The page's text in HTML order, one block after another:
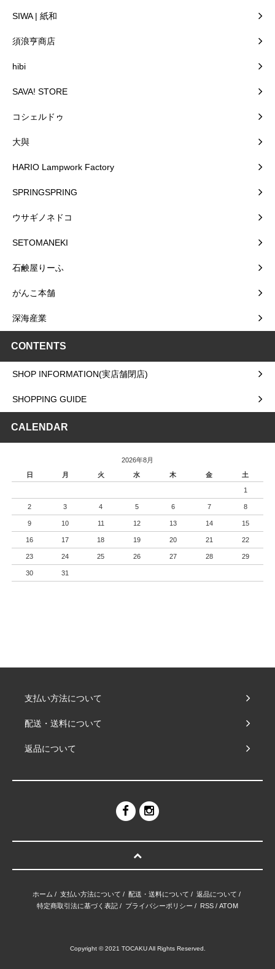
SIWA | 紙和
須浪亨商店
hibi
SAVA! STORE
コシェルドゥ
大與
HARIO Lampwork Factory
SPRINGSPRING
ウサギノネドコ
SETOMANEKI
石鹸屋りーふ
がんこ本舗
深海産業
CONTENTS
SHOP INFORMATION(実店舗閉店)
SHOPPING GUIDE
CALENDAR
2026年8月
日
月 火 水 木 金 土
1
2 3 4 5 6 7 8
9 10 11 12 13 14 15
16 17 18 19 20 21 22
23 24 25 26 27 28 29
30 31
支払い方法について
配送・送料について
返品について
ホーム / 支払い方法について / 配送・送料について / 返品について /
特定商取引法に基づく表記 / プライバシーポリシー / RSS / ATOM
Copyright © 2021 TOCAKU All Rights Reserved.